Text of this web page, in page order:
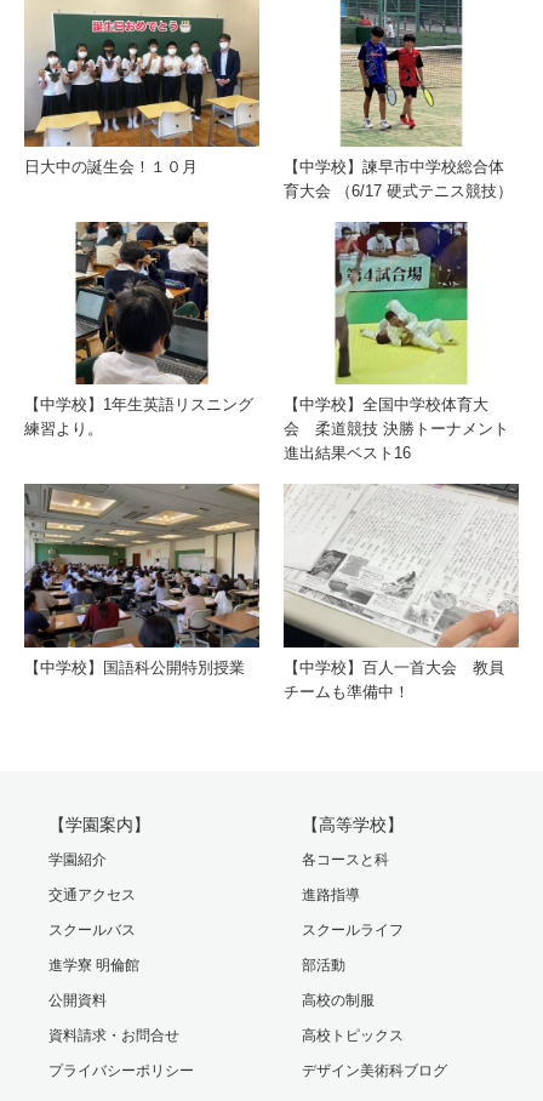
日大中の誕生会！１０月
【中学校】諫早市中学校総合体
育大会 （6/17 硬式テニス競技）
【中学校】1年生英語リスニング
練習より。
【中学校】全国中学校体育大
会 柔道競技 決勝トーナメント
進出結果ベスト16
【中学校】国語科公開特別授業
【中学校】百人一首大会 教員
チームも準備中！
【学園案内】
学園紹介
交通アクセス
スクールバス
進学寮 明倫館
公開資料
資料請求・お問合せ
プライバシーポリシー
【高等学校】
各コースと科
進路指導
スクールライフ
部活動
高校の制服
高校トピックス
デザイン美術科ブログ